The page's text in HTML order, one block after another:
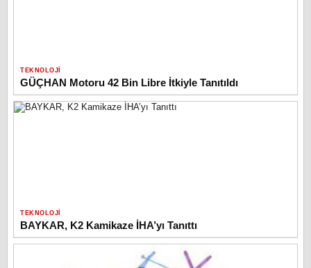
TEKNOLOJI
GÜÇHAN Motoru 42 Bin Libre İtkiyle Tanıtıldı
TEKNOLOJI
BAYKAR, K2 Kamikaze İHA’yı Tanıttı